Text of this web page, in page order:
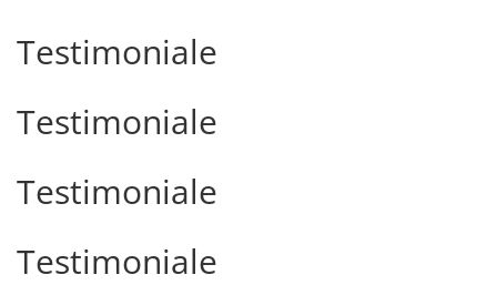
Testimoniale
Testimoniale
Testimoniale
Testimoniale